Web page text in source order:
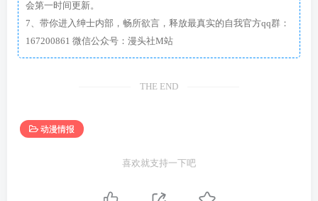
会第一时间更新。
7、带你进入绅士内部，畅所欲言，释放最真实的自我官方qq群：
167200861 微信公众号：漫头社M站
THE END
动漫情报
喜欢就支持一下吧